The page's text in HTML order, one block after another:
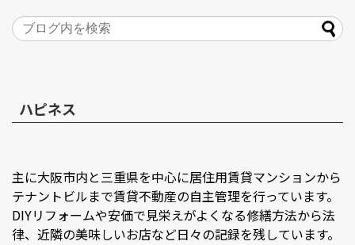
ハピネス
主に大阪市内と三重県を中心に居住用賃貸マンションから
テナントビルまで賃貸不動産の自主管理を行っています。
DIYリフォームや安価で見栄えがよくなる修繕方法から法
律、近隣の美味しいお店など日々の記録を残しています。